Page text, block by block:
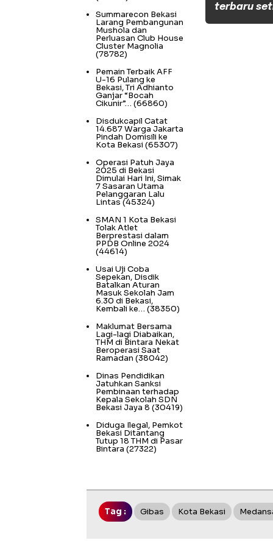
terbaru
Summarecon Bekasi
Larang Pembangunan
Mushola dan
Perluasan Club House
Cluster Magnolia
(78782)
Pemain Terbaik AFF
U-16 Pulang ke
Bekasi, Tri Adhianto
Ganjar “Bocah
Cikunir”… (66860)
Disdukcapil Catat
14.687 Warga Jakarta
Pindah Domisili ke
Kota Bekasi (65307)
Operasi Patuh Jaya
2025 di Bekasi
Dimulai Hari Ini, Simak
7 Sasaran Utama
Pelanggaran Lalu
Lintas(45324)
SMAN 1 Kota Bekasi
Tolak Atlet
Berprestasi dalam
PPDB Online 2024
(44614)
Usai Uji Coba
Sepekan, Disdik
Batalkan Aturan
Masuk Sekolah Jam
6.30 di Bekasi,
Kembali ke… (38350)
Maklumat Bersama
Lagi-lagi Diabaikan,
THM di Bintara Nekat
Beroperasi Saat
Ramadan (38042)
Dinas Pendidikan
Jatuhkan Sanksi
Pembinaan terhadap
Kepala Sekolah SDN
Bekasi Jaya 8 (30419)
Diduga Ilegal, Pemkot
Bekasi Ditantang
Tutup 18 THM di Pasar
Bintara (27322)
Tag : Gibas Kota Bekasi